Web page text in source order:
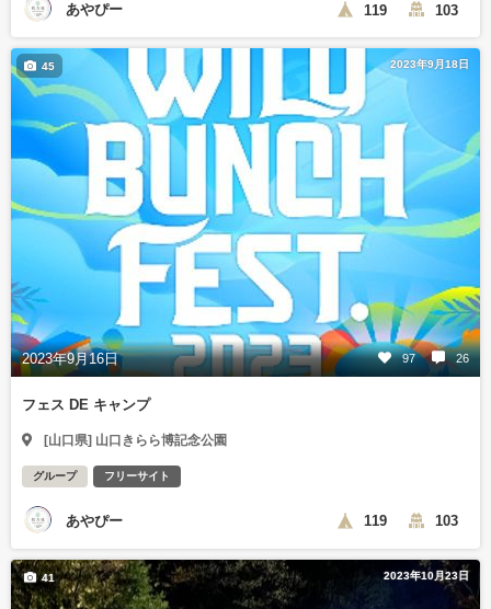
あやぴー 119 103
2023年9月18日
2023年9月16日 97 26
45
フェス DE キャンプ
[山口県] 山口きらら博記念公園
グループ フリーサイト
あやぴー 119 103
2023年10月23日
41